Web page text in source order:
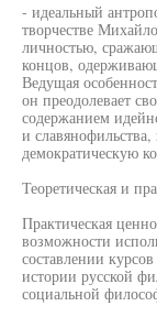
- идеальный
творчестве
личностью,
концов,
Ведущая
он преодолевает
содержанием
и славянофильства,
демократическую
Теоретическая и
Практическая
возможности
составлении
истории русской
социальной